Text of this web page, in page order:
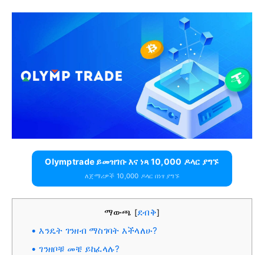
Olymptrade ይመዝገቡ እና ነጻ 10,000 ዶላር ያግኙ
ለጀማሪዎች 10,000 ዶላር በነፃ ያግኙ
ማውጫ [ደብቅ]
እንዴት ገንዘብ ማስገባት እችላለሁ?
ገንዘቦቹ መቼ ይከፈላሉ?